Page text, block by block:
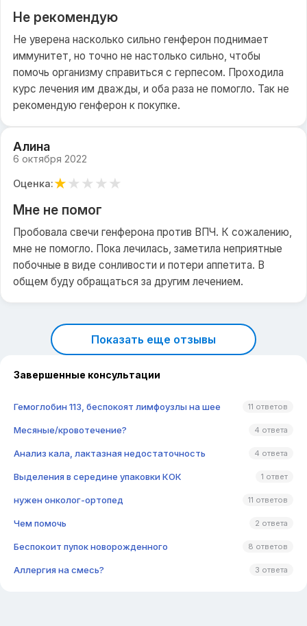
Не рекомендую
Не уверена насколько сильно генферон поднимает
иммунитет, но точно не настолько сильно, чтобы
помочь организму справиться с герпесом. Проходила
курс лечения им дважды, и оба раза не помогло. Так не
рекомендую генферон к покупке.
Алина
6 октября 2022
Оценка:★★ ★ ★ ★
Мне не помог
Пробовала свечи генферона против ВПЧ. К сожалению,
мне не помогло. Пока лечилась, заметила неприятные
побочные в виде сонливости и потери аппетита. В
общем буду обращаться за другим лечением.
Показать еще отзывы
Завершенные консультации
Гемоглобин 113, беспокоят лимфоузлы на шее 11 ответов
Месяные/кровотечение? 4 ответа
Анализ кала, лактазная недостаточность 4 ответа
Выделения в середине упаковки КОК 1 ответ
нужен онколог-ортопед 11 ответов
Чем помочь 2 ответа
Беспокоит пупок новорожденного 8 ответов
Аллергия на смесь? 3 ответа